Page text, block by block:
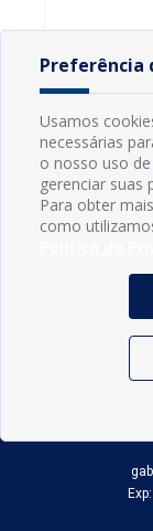
Preferência
Usamos
necessárias
o nosso uso
gerenciar suas
Para obter
como